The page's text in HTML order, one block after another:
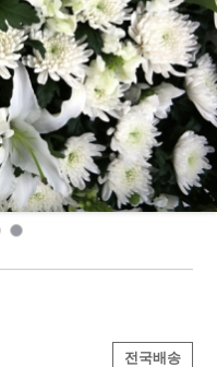
전국배송